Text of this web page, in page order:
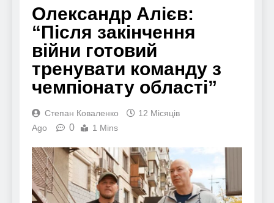
Олександр Алієв:
“Після закінчення
війни готовий
тренувати команду з
чемпіонату області”
Степан Коваленко
12 Місяців
Ago
0 1 Mins